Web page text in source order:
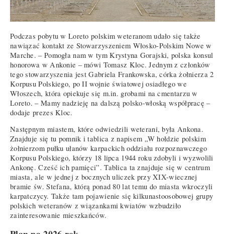
Podczas pobytu w Loreto polskim weteranom udało się także
nawiązać kontakt ze Stowarzyszeniem Włosko-Polskim Nowe w
Marche. – Pomogła nam w tym Krystyna Gorajski, polska konsul
honorowa w Ankonie – mówi Tomasz Kloc. Jednym z członków
tego stowarzyszenia jest Gabriela Frankowska, córka żołnierza 2
Korpusu Polskiego, po II wojnie światowej osiadłego we
Włoszech, która opiekuje się m.in. grobami na cmentarzu w
Loreto. – Mamy nadzieję na dalszą polsko-włoską współpracę –
dodaje prezes Kloc.
Następnym miastem, które odwiedzili weterani, była Ankona.
Znajduje się tu pomnik i tablica z napisem „W hołdzie polskim
żołnierzom pułku ułanów karpackich oddziału rozpoznawczego
Korpusu Polskiego, którzy 18 lipca 1944 roku zdobyli i wyzwolili
Ankonę. Cześć ich pamięci”. Tablica ta znajduje się w centrum
miasta, ale w jednej z bocznych uliczek przy XIX-wiecznej
bramie św. Stefana, którą ponad 80 lat temu do miasta wkroczyli
karpatczycy. Także tam pojawienie się kilkunastoosobowej grupy
polskich weteranów z wiązankami kwiatów wzbudziło
zainteresowanie mieszkańców.